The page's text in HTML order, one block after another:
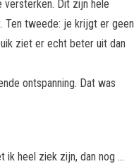
versterken. Dit zijn hele
Ten tweede: je krijgt er geen
ziet er echt beter uit dan
ontspanning. Dat was
ik heel ziek zijn, dan nog …